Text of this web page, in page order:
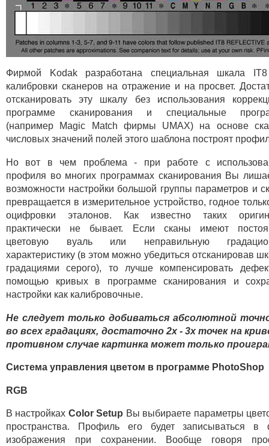
Фирмой Kodak разработана специальная шкала
калибровки сканеров на отражение и на просвет.
отсканировать эту шкалу без использования
программе сканирования и специальные
(например Magic Match фирмы UMAX) на основе
числовых значений полей этого шаблона построят
Но вот в чем проблема - при работе с
профиля во многих программах сканирования Вы
возможности настройки большой группы параметров и
превращается в измерительное устройство, годное
оцифровки эталонов. Как известно таких
практически не бывает. Если сканы имеют
цветовую вуаль или неправильную
характеристику (в этом можно убедиться отсканировав
градациями серого), то лучше компенсировать
помощью кривых в программе сканирования и
настройки как калибровочные.
Не следует только добиваться абсолютной
во всех градациях, достаточно 2х - 3х точек на
противном случае картинка может только
Система управления цветом в программе PhotoShop
RGB
В настройках Color Setup Вы выбираете параметры
пространства. Профиль его будет записываться в
изображения при сохранении. Вообще говоря